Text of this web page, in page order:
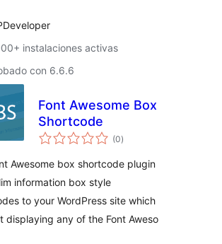
instalaciones activas
con 6.6.6
Font Awesome Box
Shortcode
(0total
de
)
Awesome box shortcode plugin
information box style
to your WordPress site which
displaying any of the Font Aweso